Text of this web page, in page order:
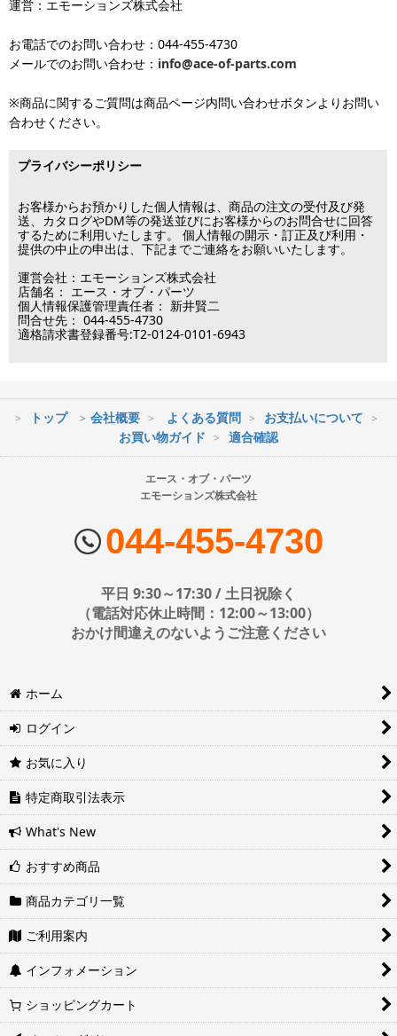
※銀行振り込み・郵便振替・コンビニ決済・PayPayオンライン決済
の場合、ご入金確認後の発送となります。
より金額が異なるので、詳しい料金については
となります（当日・土日祝日出荷不可）
ます。
平日は15時・土曜は11時・日曜祝日は10時までのご注文で当日出荷
が可能です。
済・代引決済のみ当日出荷が可能です。
※クレジットカード・代引き決済以外のお支払方法を選択されてい
※メーカー発注品は除きます。
※最短到着をご希望の場合、時間指定不可の地域があります。
※配送業者の状況により荷物に遅延が生じる場合もございますので
ヤマト運輸・佐川急便・日本郵便・西濃運輸を使用しております。
配送会社はお選びいただけません。
時間指定は下記の通りです。
日時指定は4日後以降の指定となります。それ以前の日時指定をご希
望の場合は備考欄に記入をお願いします。
■地域ごとの最短配達日時について
い。
ヤマト運輸サービスレベル一覧表(PDF)
西濃運輸サービスレベル一覧表(PDF)
発送しています
※出荷休業日を除く
この日は出荷業務を行いませんので予めご了承下さい。
■営業日
営業時間：09:30～17:30
（電話対応休止時間：12:00～13:00）
土日祝日は出荷業務のみ行います。
土日祝日は電話・メールのお問い合わせ返信は
運営：エモーションズ株式会社
お電話でのお問い合わせ：044-455-4730
メールでのお問い合わせ： info@ace-of-parts.com
※商品に関するご質問は商品ページ内問い合わせボタンよりお問い
合わせください。
プライバシーポリシー
お客様からお預かりした個人情報は、商品の注文の受付及び発
送、カタログやDM等の発送並びにお客様からのお問合せに回答
するために利用いたします。 個人情報の開示・訂正及び利用・
提供の中止の申出は、下記までご連絡をお願いいたします。
運営会社：エモーションズ株式会社
店舗名： エース・オブ・パーツ
個人情報保護管理責任者： 新井賢二
問合せ先： 044-455-4730
適格請求書登録番号:T2-0124-0101-6943
トップ 会社概要 よくある質問
お支払いについて
お買い物ガイド
適合確認
エース・オブ・パーツ
エモーションズ株式会社
044-455-4730
平日 9:30～17:30 / 土日祝除く
（電話対応休止時間：12:00～13:00）
おかけ間違えのないようご注意ください
ホーム
ログイン
お気に入り
特定商取引法表示
What's New
おすすめ商品
商品カテゴリ一覧
ご利用案内
インフォメーション
ショッピングカート